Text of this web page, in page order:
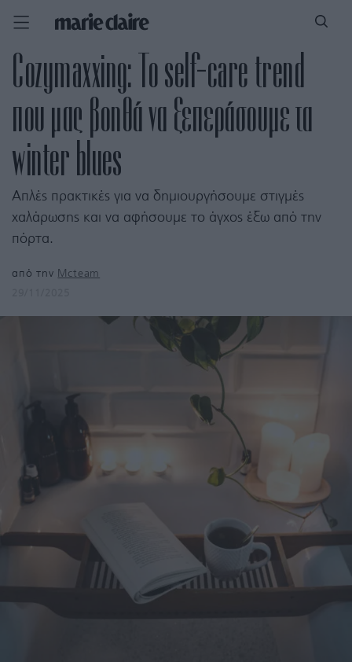
Cozymaxxing: Το self-care trend
που μας βοηθά να ξεπεράσουμε τα
winter blues
Απλές πρακτικές για να δημιουργήσουμε στιγμές
χαλάρωσης και να αφήσουμε το άγχος έξω από την
πόρτα.
από την Mcteam